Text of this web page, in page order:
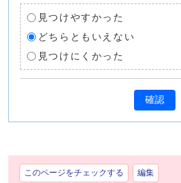
見つけやすかった
どちらともいえない
見つけにくかった
確認
このページをチェックする 編集